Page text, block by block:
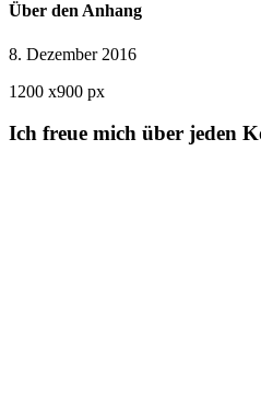
Über den Anhang
8. Dezember 2016
1200 x900 px
Ich freue mich über jeden